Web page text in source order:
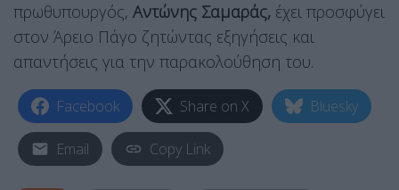
πρωθυπουργός, Αντώνης Σαμαράς, έχει προσφύγει
στον Άρειο Πάγο ζητώντας εξηγήσεις και
απαντήσεις για την παρακολούθηση του.
Facebook Share on X Bluesky
Email Copy Link